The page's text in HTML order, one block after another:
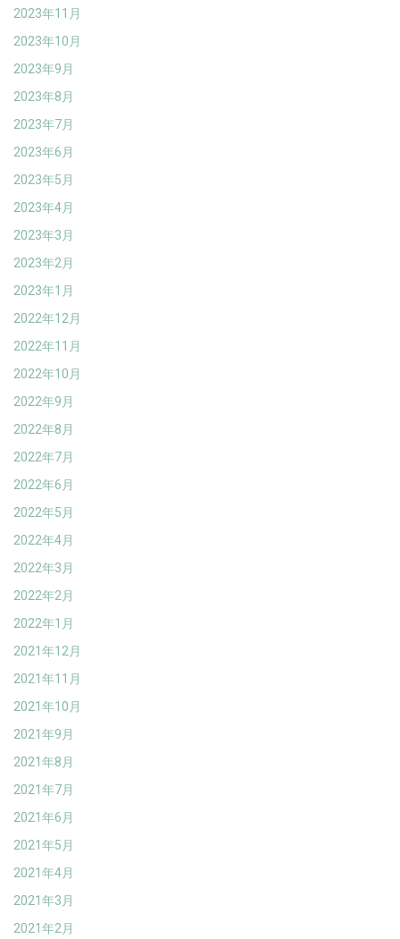
2023年11月
2023年10月
2023年9月
2023年8月
2023年7月
2023年6月
2023年5月
2023年4月
2023年3月
2023年2月
2023年1月
2022年12月
2022年11月
2022年10月
2022年9月
2022年8月
2022年7月
2022年6月
2022年5月
2022年4月
2022年3月
2022年2月
2022年1月
2021年12月
2021年11月
2021年10月
2021年9月
2021年8月
2021年7月
2021年6月
2021年5月
2021年4月
2021年3月
2021年2月